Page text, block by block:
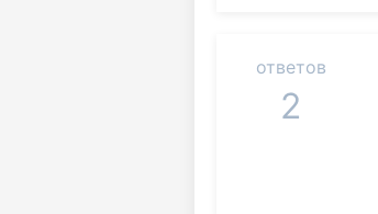
ответов
2